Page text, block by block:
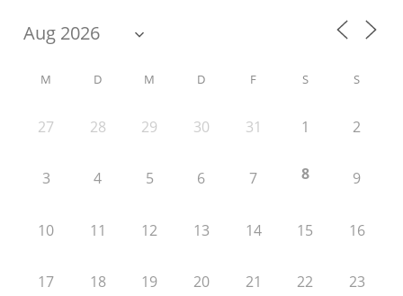
M D M D F S S
27 28 29 30 31 1 2
3 4 5 6 7 8 9
10 11 12 13 14 15 16
17 18 19 20 21 22 23